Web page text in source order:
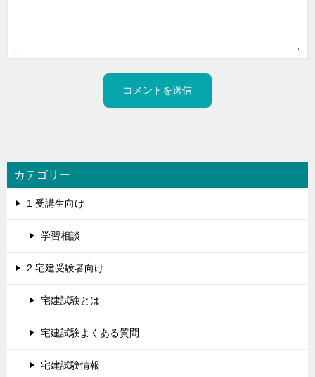
カテゴリー
1 受講生向け
学習相談
2 宅建受験者向け
宅建試験とは
宅建試験よくある質問
宅建試験情報